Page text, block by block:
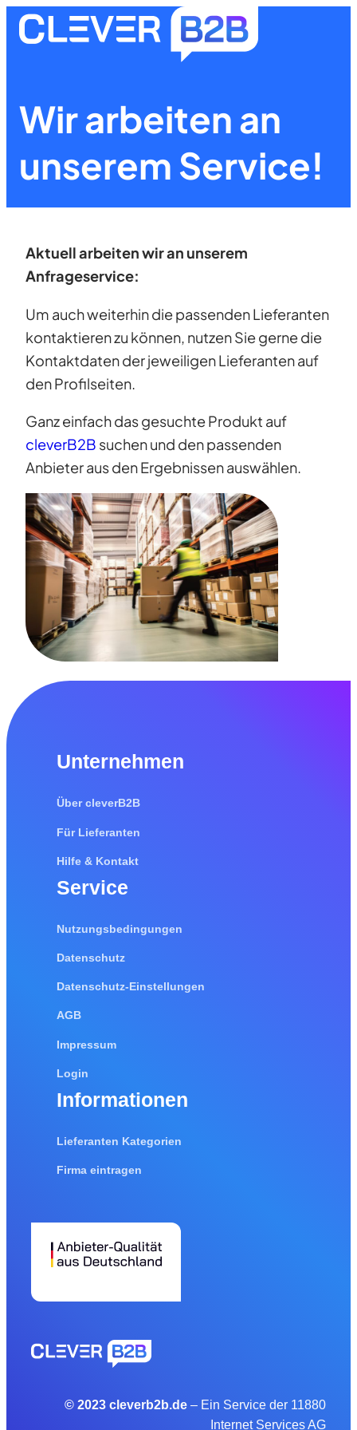
Zum
Inhalt
Wir arbeiten an
unserem Service!
Aktuell arbeiten wir an unserem
Anfrageservice:
Um auch weiterhin die passenden Lieferanten
kontaktieren zu können, nutzen Sie gerne die
Kontaktdaten der jeweiligen Lieferanten auf
den Profilseiten.
Ganz einfach das gesuchte Produkt auf
cleverB2B suchen und den passenden
Anbieter aus den Ergebnissen auswählen.
Unternehmen
Über cleverB2B
Für Lieferanten
Hilfe & Kontakt
Service
Nutzungsbedingungen
Datenschutz
Datenschutz-Einstellungen
AGB
Impressum
Login
Informationen
Lieferanten Kategorien
Firma eintragen
© 2023 cleverb2b.de– Ein Service der 11880
Internet Services AG